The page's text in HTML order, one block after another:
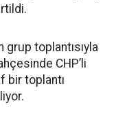
grup toplantısıyla
CHP’li
bir toplantı